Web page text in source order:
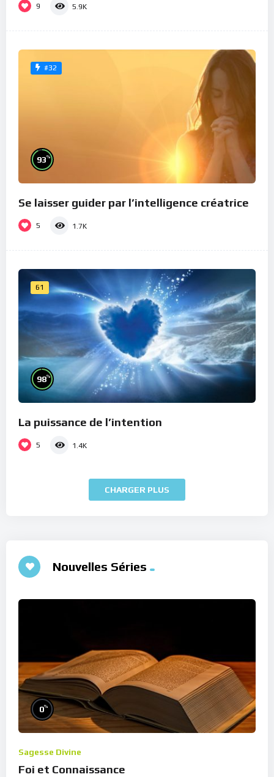
9 5.9K
#32
93%
Se laisser guider par l’intelligence créatrice
5 1.7K
61
98%
La puissance de l’intention
5 1.4K
CHARGER PLUS
Nouvelles Séries
0%
Sagesse Divine
Foi et Connaissance